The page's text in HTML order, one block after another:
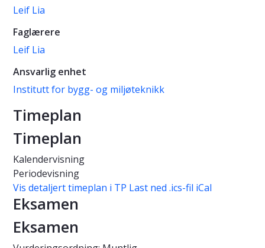
Leif Lia
Faglærere
Leif Lia
Ansvarlig enhet
Institutt for bygg- og miljøteknikk
Timeplan
Timeplan
Kalendervisning
Periodevisning
Vis detaljert timeplan i TP Last ned .ics-fil iCal
Eksamen
Eksamen